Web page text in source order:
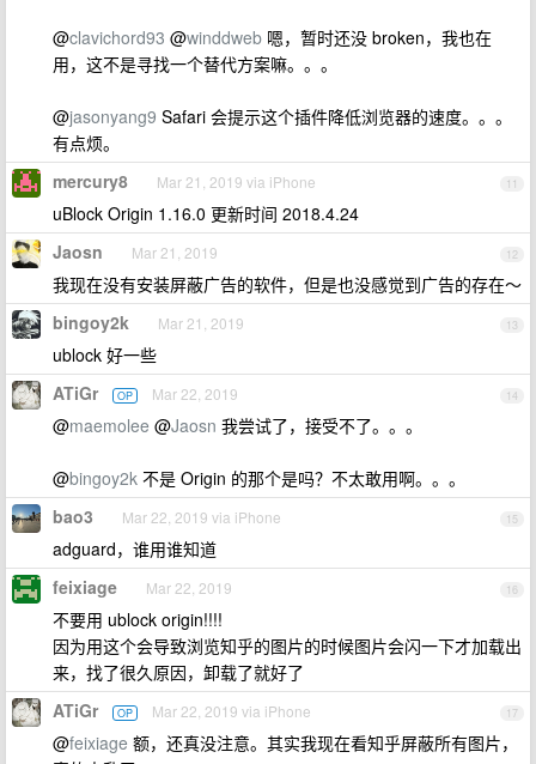
@clavichord93 @winddweb 嗯，暂时还没 broken，我也在
用，这不是寻找一个替代方案嘛。。。
@jasonyang9 Safari 会提示这个插件降低浏览器的速度。。。
有点烦。
11
mercury8 Mar 21, 2019 via iPhone
uBlock Origin 1.16.0 更新时间 2018.4.24
12
Jaosn Mar 21, 2019
我现在没有安装屏蔽广告的软件，但是也没感觉到广告的存在～
13
bingoy2k Mar 21, 2019
ublock 好一些
14
ATiGr OP Mar 22, 2019
@maemolee @Jaosn 我尝试了，接受不了。。。
@bingoy2k 不是 Origin 的那个是吗？不太敢用啊。。。
15
bao3 Mar 22, 2019 via iPhone
adguard，谁用谁知道
16
feixiage Mar 22, 2019
不要用 ublock origin!!!!
因为用这个会导致浏览知乎的图片的时候图片会闪一下才加载出
来，找了很久原因，卸载了就好了
17
ATiGr OP Mar 22, 2019 via iPhone
@feixiage 额，还真没注意。其实我现在看知乎屏蔽所有图片，